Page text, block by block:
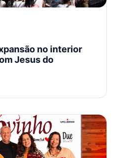
no interior
Jesus do